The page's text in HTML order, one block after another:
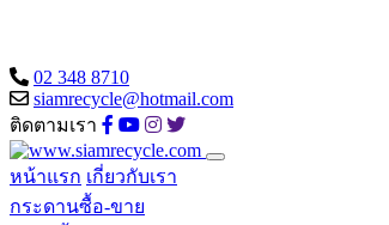
02 348 8710
siamrecycle@hotmail.com
ติดตามเรา
หน้าแรก เกี่ยวกับเรา
กระดานซื้อ-ขาย